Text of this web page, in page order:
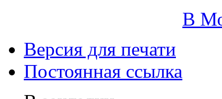
В
Версия для печати
Постоянная ссылка